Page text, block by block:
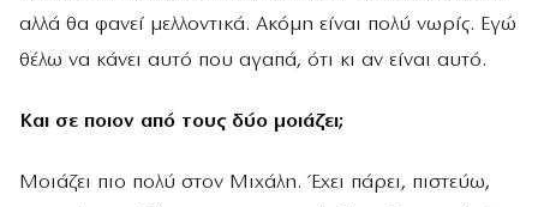
αλλά θα φανεί μελλοντικά. Ακόμη είναι πολύ νωρίς. Εγώ
θέλω να κάνει αυτό που αγαπά, ότι κι αν είναι αυτό.
Και σε ποιον από τους δύο μοιάζει;
Μοιάζει πιο πολύ στον Μιχάλη. Έχει πάρει, πιστεύω,